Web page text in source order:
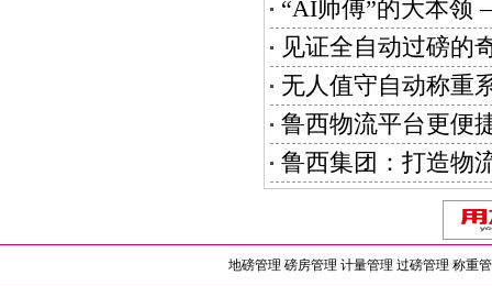
“AI师傅”的大本
见证全自动过磅的
无人值守自动称重
鲁西物流平台更便
鲁西集团：打造物
地磅管理 磅房管理 计量管理 过磅管理 称重